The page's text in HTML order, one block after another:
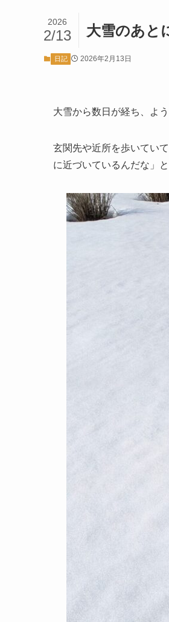
大雪のあと
2026
2/13
日記 2026年2月13日
大雪から数日が経ち、よ
玄関先や近所を歩いてい
に近づいているんだな」と